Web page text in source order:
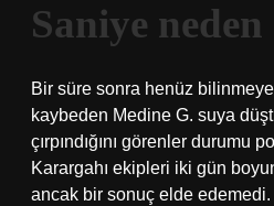
Saniye
Bir süre sonra henüz
kaybeden Medine G. suya
çırpındığını görenler durumu
Karargahı ekipleri iki gün
ancak bir sonuç elde